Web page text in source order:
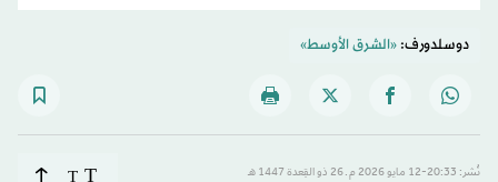
دوسلدورف:«الشرق الأوسط»
نُشر: 20:33-12 مايو 2026 م ـ 26 ذو القِعدة 1447 هـ T
T